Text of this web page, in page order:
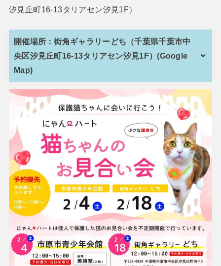
汐見丘町16-13タリアセン汐見1F）
開催場所：街角ギャラリーどち（千葉県千葉市中
央区汐見丘町16-13タリアセン汐見1F）(Google
Map)